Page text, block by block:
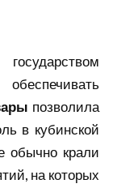
позволила
в кубинской
обычно крали
на которых